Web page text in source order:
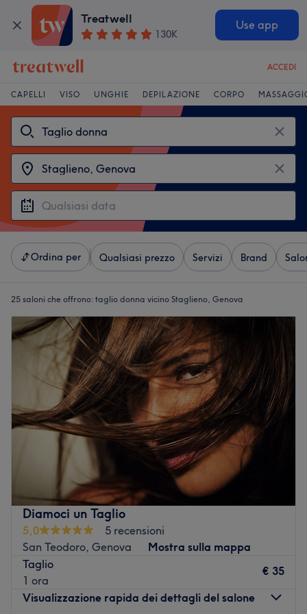
Treatwell
130K
Use app
ACCEDI
CAPELLI VISO UNGHIE DEPILAZIONE CORPO
Ordina per Qualsiasi prezzo Servizi Brand
25 saloni che offrono: taglio donna vicino Staglieno, Genova
Diamoci un Taglio
5,0
5 recensioni
San Teodoro, Genova
Mostra sulla mappa
Taglio
1 ora
€ 35
Visualizzazione rapida dei dettagli del salone